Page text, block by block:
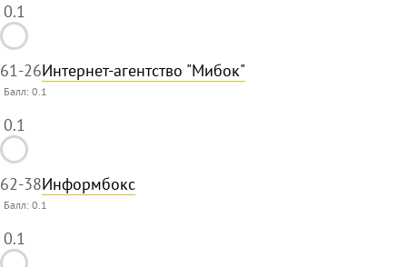
0.1
61-26Интернет-агентство "Мибок"
Балл:0.1
0.1
62-38Информбокс
Балл:0.1
0.1